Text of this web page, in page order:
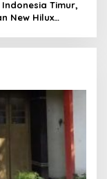
Timur,
New Hilux